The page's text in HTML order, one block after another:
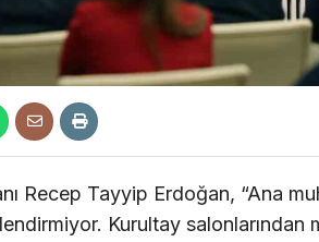
Recep Tayyip Erdoğan, “Ana
Kurultay salonlarından